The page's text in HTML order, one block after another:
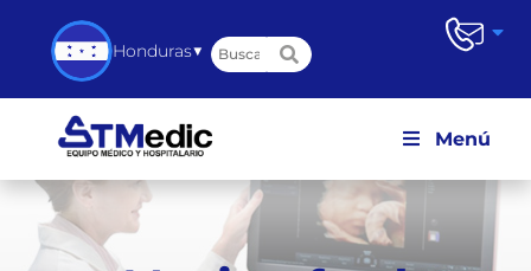
Honduras▼
Menú